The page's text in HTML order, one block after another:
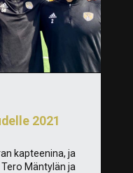
2021
kapteenina, ja
Mäntylän ja